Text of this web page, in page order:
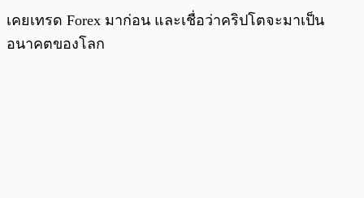
เคยเทรด Forex มาก่อน และเชื่อว่าคริปโตจะมาเป็น
อนาคตของโลก